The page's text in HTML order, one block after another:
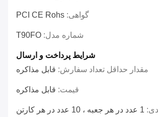
گواهی: PCI CE Rohs
شماره مدل: T90FO
شرایط پرداخت و ارسال
مقدار حداقل تعداد سفارش: قابل مذاکره
قیمت: قابل مذاکره
1 عدد در هر جعبه ، 10 عدد در هر کارتن